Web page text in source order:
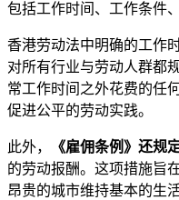
包括工作时间、工作条件
香港劳动法中明确的工作
对所有行业与劳动人群都
常工作时间之外花费的任
促进公平的劳动实践。
此外， 《雇佣条例》还规
的劳动报酬。这项措施旨
昂贵的城市维持基本的生活